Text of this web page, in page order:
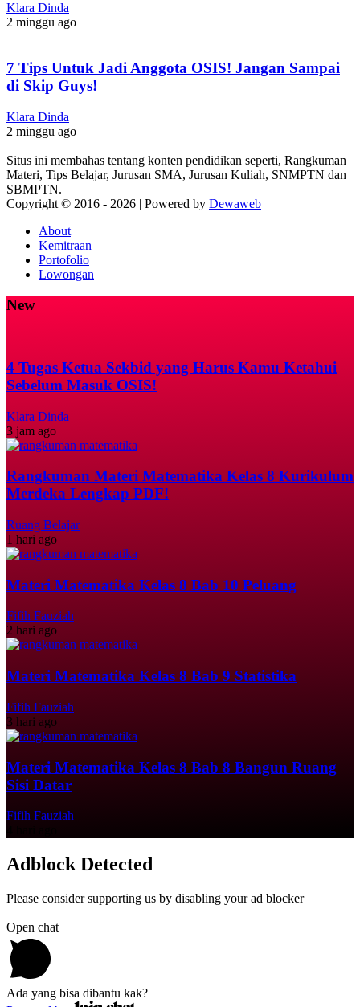
Klara Dinda
2 minggu ago
7 Tips Untuk Jadi Anggota OSIS! Jangan Sampai
di Skip Guys!
Klara Dinda
2 minggu ago
Situs ini membahas tentang konten pendidikan seperti, Rangkuman
Materi, Tips Belajar, Jurusan SMA, Jurusan Kuliah, SNMPTN dan
SBMPTN.
Copyright © 2016 - 2026 | Powered by Dewaweb
About
Kemitraan
Portofolio
Lowongan
New
4 Tugas Ketua Sekbid yang Harus Kamu Ketahui
Sebelum Masuk OSIS!
Klara Dinda
3 jam ago
Rangkuman Materi Matematika Kelas 8 Kurikulum
Merdeka Lengkap PDF!
Ruang Belajar
1 hari ago
Materi Matematika Kelas 8 Bab 10 Peluang
Fifih Fauziah
2 hari ago
Materi Matematika Kelas 8 Bab 9 Statistika
Fifih Fauziah
3 hari ago
Materi Matematika Kelas 8 Bab 8 Bangun Ruang
Sisi Datar
Fifih Fauziah
Adblock Detected
Please consider supporting us by disabling your ad blocker
Open chat
Ada yang bisa dibantu kak?